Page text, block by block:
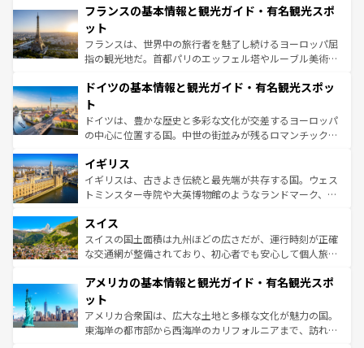
なお、新着のイタリア情報はコンテンツ一覧を参照してほ
しい。
文化が根付くこの国では、情熱的なフラメンコ、熱気あふ
れる闘牛、そして美味しいタパスが生活の一部となってい
る。首都マドリードの洗練された雰囲気や、バルセロナの
アートに溢れた街角から、地方では古代ローマ遺跡や中世
せる。地方によって風土や気候が異なるスペインはその個
ンテンツ一覧 を参照してほしい。
フランスの基本情報と観光ガイド・有名観光スポ
ット
フランスは、世界中の旅行者を魅了し続けるヨーロッパ屈
指の観光地だ。首都パリのエッフェル塔やルーブル美術館
で、幅広い魅力が詰まっている。華麗な宮殿、歴史的な大
聖堂、美しいビーチ、そして豊かな自然が、訪れる者を心
から魅了する。また、フランスは美食の国としても知ら
れ、フランス料理はユネスコ無形文化遺産にも登録されて
香り高いラベンダー畑など、多彩な楽しみ方が可能だ。さ
らに、パリ以外の地域にも魅力が溢れており、どの街角に
も豊かな歴史と文化が息づいている。パリ以外の個性あふ
を参照してほしい。
ドイツの基本情報と観光ガイド・有名観光スポッ
ト
ドイツは、豊かな歴史と多彩な文化が交差するヨーロッパ
の中心に位置する国。中世の街並みが残るロマンチック街
顔を持つこの国は、どこを歩いても飽きることがない。ベ
ルリンの文化的活気、バイエルン州のアルプスの絶景、そ
してライン川沿いのワイン畑といった風景は必見。ビール
は、お酒好きな人にはぜひ体験してほしい。 なお、新着の
ドイツ情報はコンテンツ一覧を参照してほしい。
イギリス
イギリスは、古きよき伝統と最先端が共存する国。ウェス
トミンスター寺院や大英博物館のようなランドマーク、歴
リアごとに異なる魅力がある。また、優雅なアフタヌーン
ティー、ビール好きにはたまらない英国パブ、サッカー観
戦など、本場だからこそできる体験も豊富。イギリスを旅
ンツ一覧を参照してほしい。
スイス
スイスの国土面積は九州ほどの広さだが、運行時刻が正確
な交通網が整備されており、初心者でも安心して個人旅行
の建物がそのまま残る町や、スイスならではのユニークな
博物館もあり、アルプス観光だけでなく町歩きも満喫する
ことができる。国民の所得が高いため物価も高いが、旅行
者向けの交通パス提供のサービスもあり、うまく活用すれ
アメリカの基本情報と観光ガイド・有名観光スポ
ット
アメリカ合衆国は、広大な土地と多様な文化が魅力の国。
東海岸の都市部から西海岸のカリフォルニアまで、訪れる